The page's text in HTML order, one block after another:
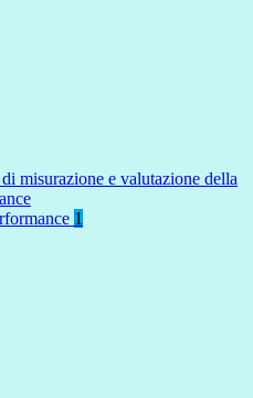
di misurazione e valutazione della
1